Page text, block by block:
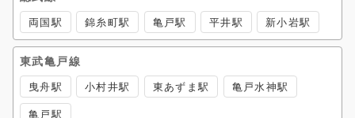
両国駅 錦糸町駅 亀戸駅 平井駅 新小岩駅
東武亀戸線
曳舟駅 小村井駅 東あずま駅 亀戸水神駅
亀戸駅